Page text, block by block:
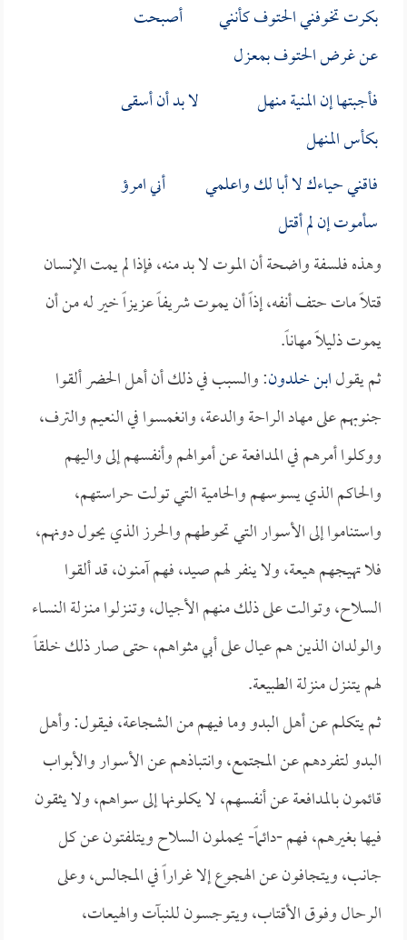
بكرت تخوفني الحتوف كأنني أصبحت
عن غرض الحتوف بمعزل
فأجبتها إن المنية منهل لا بد أن أسقى
بكأس المنهل
فاقني حياءك لا أبا لك واعلمي أني امرؤ
سأموت إن لم أقتل
وهذه فلسفة واضحة أن الموت لا بد منه، فإذا لم يمت الإنسان
قتلاً مات حتف أنفه، إذاً أن يموت شريفاً عزيزاً خير له من أن
يموت ذليلاً مهاناً.
ثم يقولابن خلدون: والسبب في ذلك أن أهل الحضر ألقوا
جنوبهم على مهاد الراحة والدعة، وانغمسوا في النعيم والترف،
ووكلوا أمرهم في المدافعة عن أموالهم وأنفسهم إلى واليهم
والحاكم الذي يسوسهم والحامية التي تولت حراستهم،
واستناموا إلى الأسوار التي تحوطهم والحرز الذي يحول دونهم،
فلا تهيجهم هيعة، ولا ينفر لهم صيد، فهم آمنون، قد ألقوا
السلاح، وتوالت على ذلك منهم الأجيال، وتنـزلوا منـزلة النساء
والولدان الذين هم عيال على أبي مثواهم، حتى صار ذلك خلقاً
لهم يتنـزل منزلة الطبيعة.
ثم يتكلم عن أهل البدو وما فيهم من الشجاعة، فيقول: وأهل
البدو لتفردهم عن المجتمع، وانتباذهم عن الأسوار والأبواب
قائمون بالمدافعة عن أنفسهم، لا يكلونها إلى سواهم، ولا يثقون
فيها بغيرهم، فهم -دائماً- يحملون السلاح ويتلفتون عن كل
جانب، ويتجافون عن الهجوع إلا غراراً في المجالس، وعلى
الرحال وفوق الأقتاب، ويتوجسون للنبآت والهيعات،